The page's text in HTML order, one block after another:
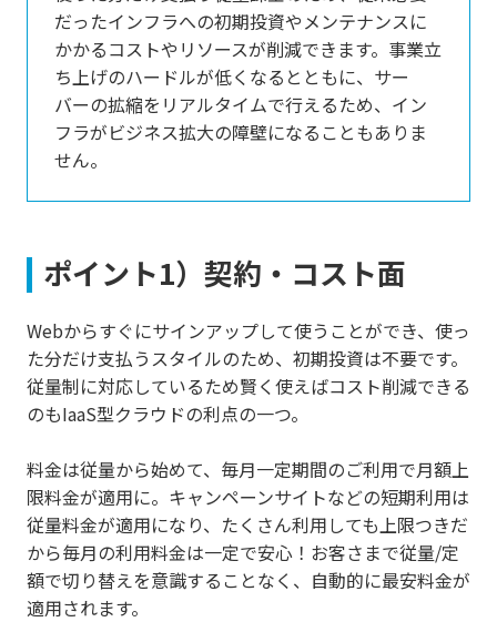
だったインフラへの初期投資やメンテナンスに
かかるコストやリソースが削減できます。事業立
ち上げのハードルが低くなるとともに、サー
バーの拡縮をリアルタイムで行えるため、イン
フラがビジネス拡大の障壁になることもありま
せん。
ポイント1）契約・コスト面
Webからすぐにサインアップして使うことができ、使っ
た分だけ支払うスタイルのため、初期投資は不要です。
従量制に対応しているため賢く使えばコスト削減できる
のもIaaS型クラウドの利点の一つ。
料金は従量から始めて、毎月一定期間のご利用で月額上
限料金が適用に。キャンペーンサイトなどの短期利用は
従量料金が適用になり、たくさん利用しても上限つきだ
から毎月の利用料金は一定で安心！お客さまで従量/定
額で切り替えを意識することなく、自動的に最安料金が
適用されます。